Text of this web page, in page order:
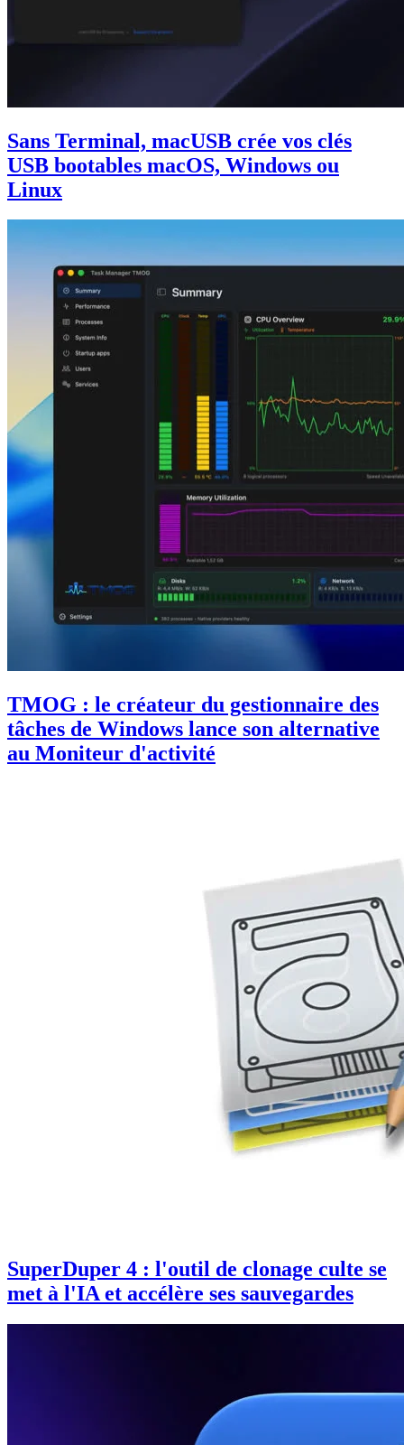
Sans Terminal, macUSB crée vos clés
USB bootables macOS, Windows ou
Linux
TMOG : le créateur du gestionnaire des
tâches de Windows lance son alternative
au Moniteur d'activité
SuperDuper 4 : l'outil de clonage culte se
met à l'IA et accélère ses sauvegardes